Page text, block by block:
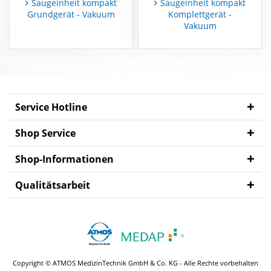
Saugeinheit kompakt
Grundgerät - Vakuum
Saugeinheit kompakt
Komplettgerät -
Vakuum
Service Hotline
Shop Service
Shop-Informationen
Qualitätsarbeit
Copyright © ATMOS MedizinTechnik GmbH & Co. KG - Alle Rechte vorbehalten